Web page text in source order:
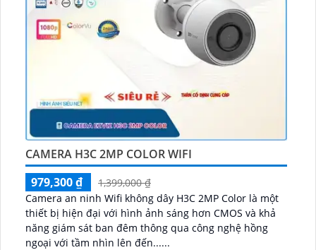
CAMERA H3C 2MP COLOR WIFI
979,300 ₫
1,399,000 ₫
Camera an ninh Wifi không dây H3C 2MP Color là một
thiết bị hiện đại với hình ảnh sáng hơn CMOS và khả
năng giám sát ban đêm thông qua công nghệ hồng
ngoại với tầm nhìn lên đến......